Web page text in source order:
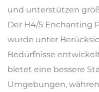
und unterstützen
Der H4/5 Enchanting
wurde unter
Bedürfnisse
bietet eine bessere
Umgebungen,